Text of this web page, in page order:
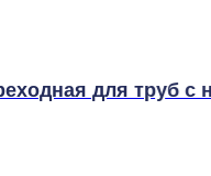
для труб с